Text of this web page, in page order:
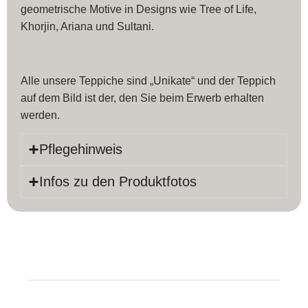
geometrische Motive in Designs wie Tree of Life,
Khorjin, Ariana und Sultani.
Alle unsere Teppiche sind „Unikate“ und der Teppich
auf dem Bild ist der, den Sie beim Erwerb erhalten
werden.
Pflegehinweis
Infos zu den Produktfotos
Länge:241 cm Farbe:Grün